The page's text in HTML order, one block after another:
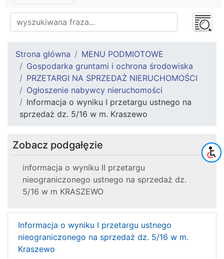
Strona główna
MENU PODMIOTOWE
Gospodarka gruntami i ochrona środowiska
PRZETARGI NA SPRZEDAŻ NIERUCHOMOŚCI
Ogłoszenie nabywcy nieruchomości
Informacja o wyniku I przetargu ustnego na
sprzedaż dz. 5/16 w m. Kraszewo
Zobacz podgałęzie
informacja o wyniku II przetargu
nieograniczonego ustnego na sprzedaż dz.
5/16 w m KRASZEWO
Informacja o wyniku I przetargu ustnego
nieograniczonego na sprzedaż dz. 5/16 w m.
Kraszewo